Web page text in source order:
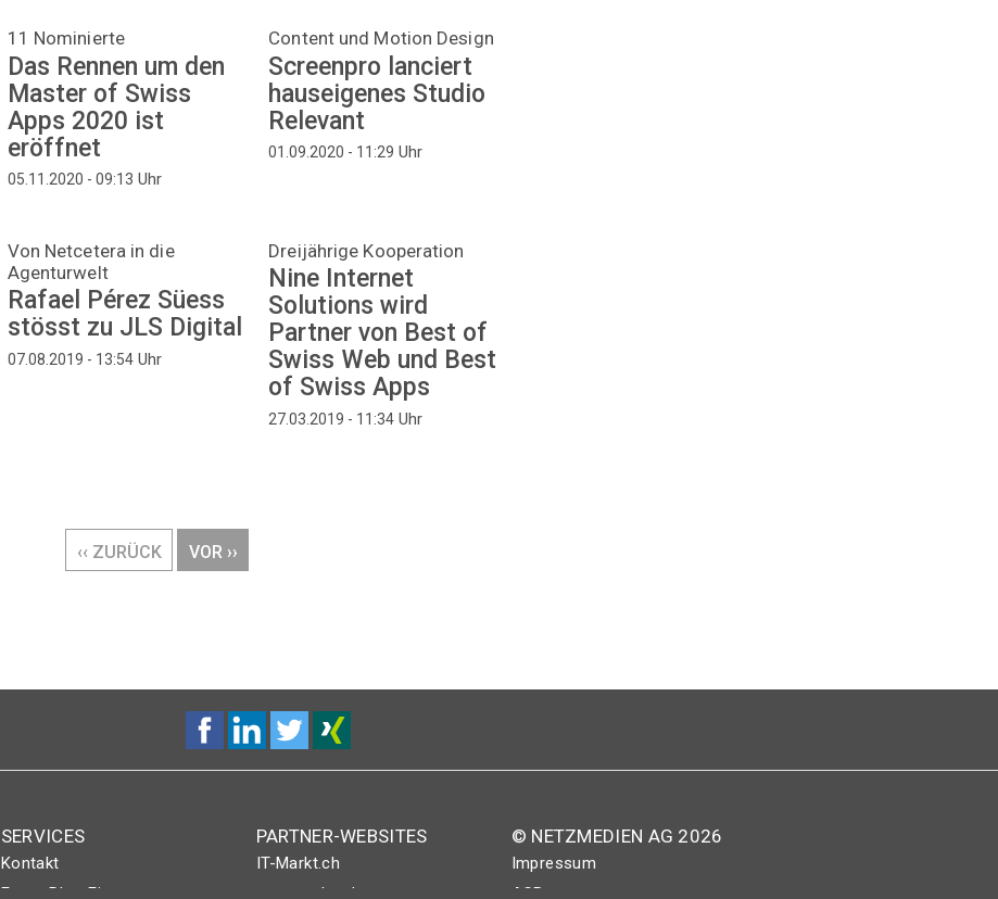
11 Nominierte
Das Rennen um den
Master of Swiss
Apps 2020 ist
eröffnet
05.11.2020 - 09:13 Uhr
Content und Motion Design
Screenpro lanciert
hauseigenes Studio
Relevant
01.09.2020 - 11:29 Uhr
Von Netcetera in die
Agenturwelt
Rafael Pérez Süess
stösst zu JLS Digital
07.08.2019 - 13:54Uhr
Dreijährige Kooperation
Nine Internet
Solutions wird
Partner von Best of
Swiss Web und Best
of Swiss Apps
27.03.2019 - 11:34 Uhr
VORHERIGE
‹‹ ZURÜCK
NÄCHSTE
VOR ››
SERVICES
Kontakt
Event-Plus-Eintrag
PARTNER-WEBSITES
IT-Markt.ch
netzwoche.ch
© NETZMEDIEN AG 2026
Impressum
AGB